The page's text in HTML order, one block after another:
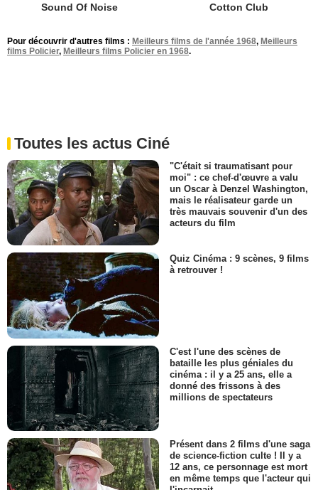
Sound Of Noise Cotton Club
Pour découvrir d'autres films : Meilleurs films de l'année 1968, Meilleurs
films Policier, Meilleurs films Policier en 1968.
Toutes les actus Ciné
"C'était si traumatisant pour
moi" : ce chef-d'œuvre a valu
un Oscar à Denzel Washington,
mais le réalisateur garde un
très mauvais souvenir d'un des
acteurs du film
Quiz Cinéma : 9 scènes, 9 films
à retrouver !
C'est l'une des scènes de
bataille les plus géniales du
cinéma : il y a 25 ans, elle a
donné des frissons à des
millions de spectateurs
Présent dans 2 films d'une saga
de science-fiction culte ! Il y a
12 ans, ce personnage est mort
en même temps que l'acteur qui